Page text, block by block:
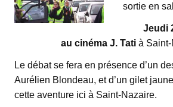
sortie en
Jeudi
au cinéma J. Tatià Saint-
Le débat se fera en présence d’un
Aurélien Blondeau, et d’un gilet
cette aventure ici à Saint-Nazaire.